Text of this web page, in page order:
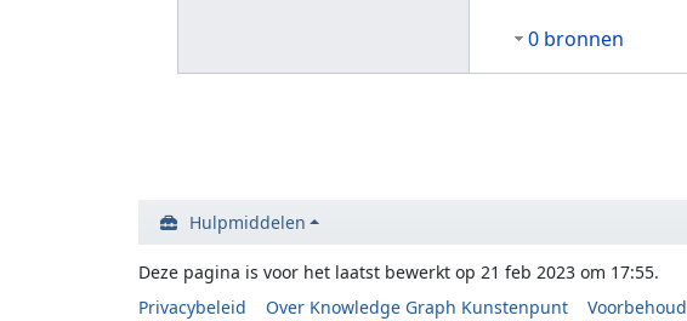
0 bronnen
Hulpmiddelen
Deze pagina is voor het laatst bewerkt op 21 feb 2023 om 17:55.
Privacybeleid
Over Knowledge Graph Kunstenpunt Voorbehoud